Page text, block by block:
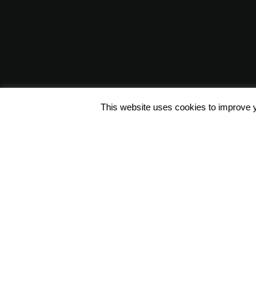
This website uses cookies to improve